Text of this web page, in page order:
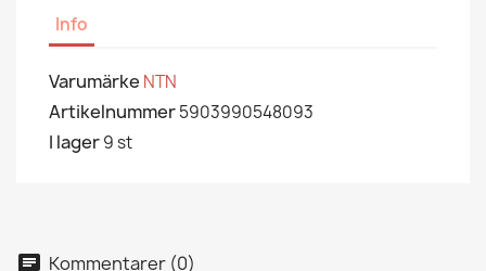
Info
Varumärke NTN
Artikelnummer5903990548093
I lager9 st
Kommentarer (0)